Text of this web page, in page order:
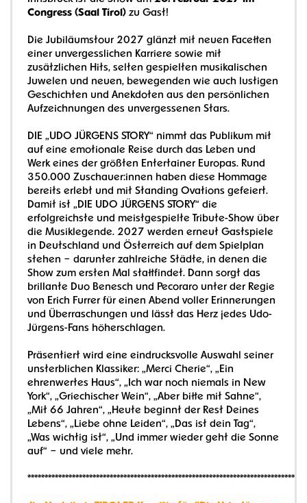
Congress (Saal Tirol) zu Gast!
Die Jubiläumstour 2027 glänzt mit neuen Facetten
einer unvergesslichen Karriere sowie mit
zusätzlichen Hits, selten gespielten musikalischen
Juwelen und neuen, bewegenden wie auch lustigen
Geschichten und Anekdoten aus den persönlichen
Aufzeichnungen des unvergessenen Stars.
DIE „UDO JÜRGENS STORY“ nimmt das Publikum mit
auf eine emotionale Reise durch das Leben und
Werk eines der größten Entertainer Europas. Rund
350.000 Zuschauer:innen haben diese Hommage
bereits erlebt und mit Standing Ovations gefeiert.
Damit ist „DIE UDO JÜRGENS STORY“ die
erfolgreichste und meistgespielte Tribute-Show über
die Musiklegende. 2027 werden erneut Gastspiele
in Deutschland und Österreich auf dem Spielplan
stehen – darunter zahlreiche Städte, in denen die
Show zum ersten Mal stattfindet. Dann sorgt das
brillante Duo Benesch und Pecoraro unter der Regie
von Erich Furrer für einen Abend voller Erinnerungen
und Überraschungen und lässt das Herz jedes Udo-
Jürgens-Fans höherschlagen.
Präsentiert wird eine eindrucksvolle Auswahl seiner
unsterblichen Klassiker: „Merci Cherie“, „Ein
ehrenwertes Haus“, „Ich war noch niemals in New
York“, „Griechischer Wein“, „Aber bitte mit Sahne“,
„Mit 66 Jahren“, „Heute beginnt der Rest Deines
Lebens“, „Liebe ohne Leiden“, „Das ist dein Tag“,
„Was wichtig ist“, „Und immer wieder geht die Sonne
auf“ – und viele mehr.